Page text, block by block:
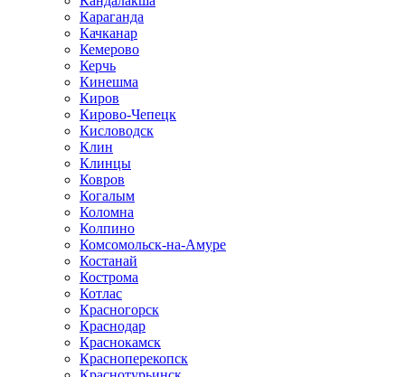
Караганда
Качканар
Кемерово
Керчь
Кинешма
Киров
Кирово-Чепецк
Кисловодск
Клин
Клинцы
Ковров
Когалым
Коломна
Колпино
Комсомольск-на-Амуре
Костанай
Кострома
Котлас
Красногорск
Краснодар
Краснокамск
Красноперекопск